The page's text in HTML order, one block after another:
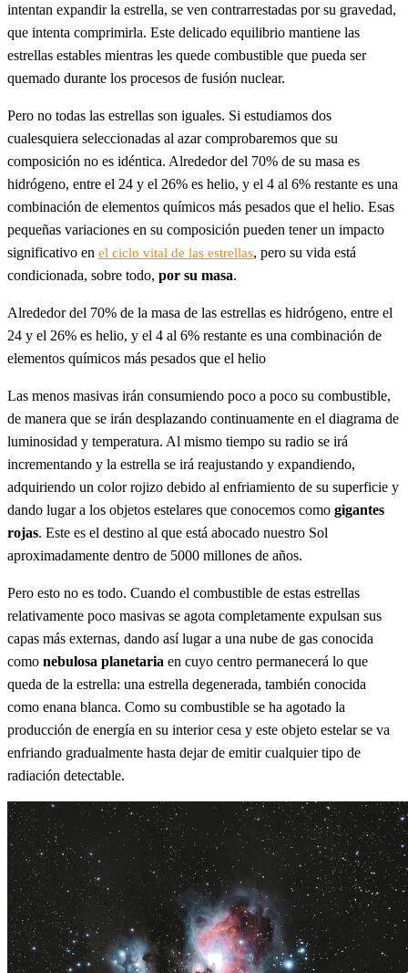
intentan expandir la estrella, se ven contrarrestadas por su gravedad,
que intenta comprimirla. Este delicado equilibrio mantiene las
estrellas estables mientras les quede combustible que pueda ser
quemado durante los procesos de fusión nuclear.
Pero no todas las estrellas son iguales. Si estudiamos dos
cualesquiera seleccionadas al azar comprobaremos que su
composición no es idéntica. Alrededor del 70% de su masa es
hidrógeno, entre el 24 y el 26% es helio, y el 4 al 6% restante es una
combinación de elementos químicos más pesados que el helio. Esas
pequeñas variaciones en su composición pueden tener un impacto
significativo en el ciclo vital de las estrellas, pero su vida está
condicionada, sobre todo, por su masa.
Alrededor del 70% de la masa de las estrellas es hidrógeno, entre el
24 y el 26% es helio, y el 4 al 6% restante es una combinación de
elementos químicos más pesados que el helio
Las menos masivas irán consumiendo poco a poco su combustible,
de manera que se irán desplazando continuamente en el diagrama de
luminosidad y temperatura. Al mismo tiempo su radio se irá
incrementando y la estrella se irá reajustando y expandiendo,
adquiriendo un color rojizo debido al enfriamiento de su superficie y
dando lugar a los objetos estelares que conocemos como gigantes
rojas. Este es el destino al que está abocado nuestro Sol
aproximadamente dentro de 5000 millones de años.
Pero esto no es todo. Cuando el combustible de estas estrellas
relativamente poco masivas se agota completamente expulsan sus
capas más externas, dando así lugar a una nube de gas conocida
como nebulosa planetaria en cuyo centro permanecerá lo que
queda de la estrella: una estrella degenerada, también conocida
como enana blanca. Como su combustible se ha agotado la
producción de energía en su interior cesa y este objeto estelar se va
enfriando gradualmente hasta dejar de emitir cualquier tipo de
radiación detectable.